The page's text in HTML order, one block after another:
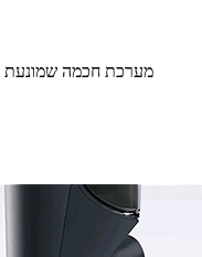
מערכת חכמה שמונעת